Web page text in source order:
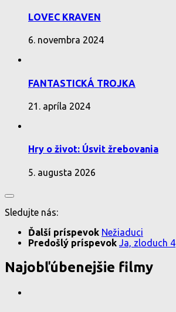
LOVEC KRAVEN
6. novembra 2024
FANTASTICKÁ TROJKA
21. apríla 2024
Hry o život: Úsvit žrebovania
5. augusta 2026
Sledujte nás:
Ďalší príspevok Nežiaduci
Predošlý príspevok Ja, zloduch 4
Najobľúbenejšie filmy